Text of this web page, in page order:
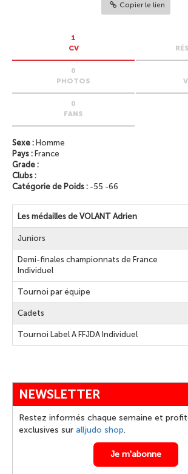
Copier le lien
1
CV
0
PHOTOS
0
FANS
Sexe : Homme
Pays : France
Grade :
Clubs :
Catégorie de Poids : -55 -66
Les médailles de VOLANT Adrien
Juniors
Demi-finales championnats de France
Individuel
Tournoi par équipe
Cadets
Tournoi Label A FFJDA Individuel
NEWSLETTER
Restez informés chaque semaine et
exclusives sur alljudo shop.
Je m'abonne